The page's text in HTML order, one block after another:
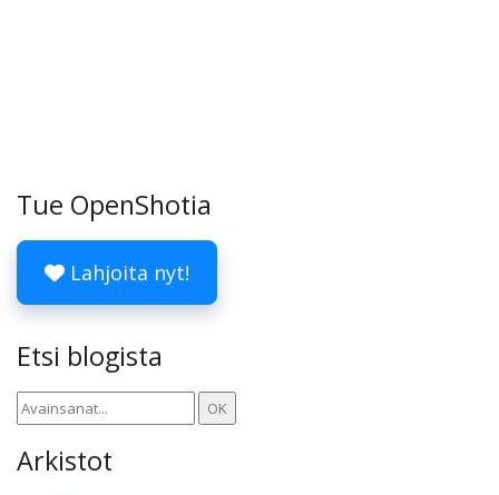
Tue OpenShotia
Lahjoita nyt!
Etsi blogista
Arkistot